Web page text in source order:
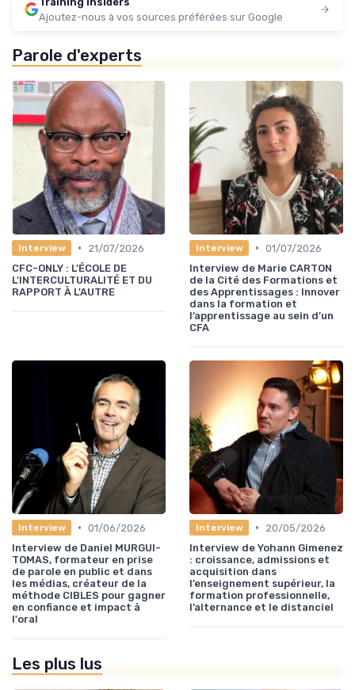
Ajoutez-nous à vos sources préférées sur Google
Parole d'experts
Interview •
21/07/2026
CFC-ONLY : L'ÉCOLE DE
L'INTERCULTURALITÉ ET DU
RAPPORT À L'AUTRE
Interview • 01/07/2026
Interview de Marie CARTON
de la Cité des Formations et
des Apprentissages : Innover
dans la formation et
l’apprentissage au sein d’un
CFA
Interview • 01/06/2026
Interview de Daniel MURGUI-
TOMAS, formateur en prise
de parole en public et dans
les médias, créateur de la
méthode CIBLES pour gagner
en confiance et impact à
l'oral
Interview •
20/05/2026
Interview de Yohann Gimenez
: croissance, admissions et
acquisition dans
l’enseignement supérieur, la
formation professionnelle,
l’alternance et le distanciel
Les plus lus